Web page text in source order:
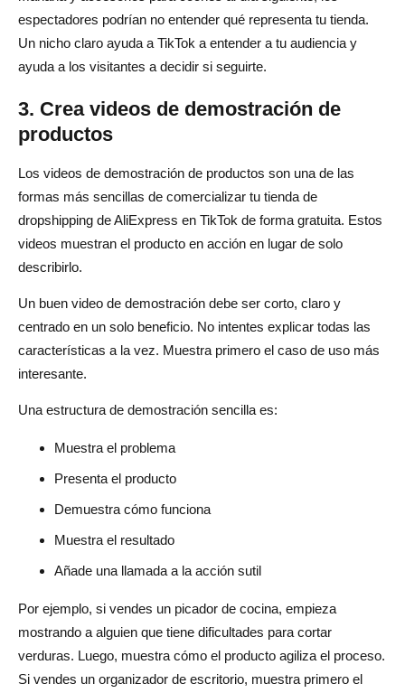
espectadores podrían no entender qué representa tu tienda.
Un nicho claro ayuda a TikTok a entender a tu audiencia y
ayuda a los visitantes a decidir si seguirte.
3. Crea videos de demostración de
productos
Los videos de demostración de productos son una de las
formas más sencillas de comercializar tu tienda de
dropshipping de AliExpress en TikTok de forma gratuita. Estos
videos muestran el producto en acción en lugar de solo
describirlo.
Un buen video de demostración debe ser corto, claro y
centrado en un solo beneficio. No intentes explicar todas las
características a la vez. Muestra primero el caso de uso más
interesante.
Una estructura de demostración sencilla es:
Muestra el problema
Presenta el producto
Demuestra cómo funciona
Muestra el resultado
Añade una llamada a la acción sutil
Por ejemplo, si vendes un picador de cocina, empieza
mostrando a alguien que tiene dificultades para cortar
verduras. Luego, muestra cómo el producto agiliza el proceso.
Si vendes un organizador de escritorio, muestra primero el